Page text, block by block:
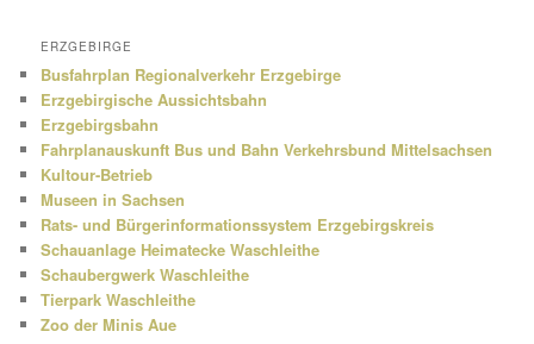
ERZGEBIRGE
Busfahrplan Regionalverkehr Erzgebirge
Erzgebirgische Aussichtsbahn
Erzgebirgsbahn
Fahrplanauskunft Bus und Bahn Verkehrsbund Mittelsachsen
Kultour-Betrieb
Museen in Sachsen
Rats- und Bürgerinformationssystem Erzgebirgskreis
Schauanlage Heimatecke Waschleithe
Schaubergwerk Waschleithe
Tierpark Waschleithe
Zoo der Minis Aue